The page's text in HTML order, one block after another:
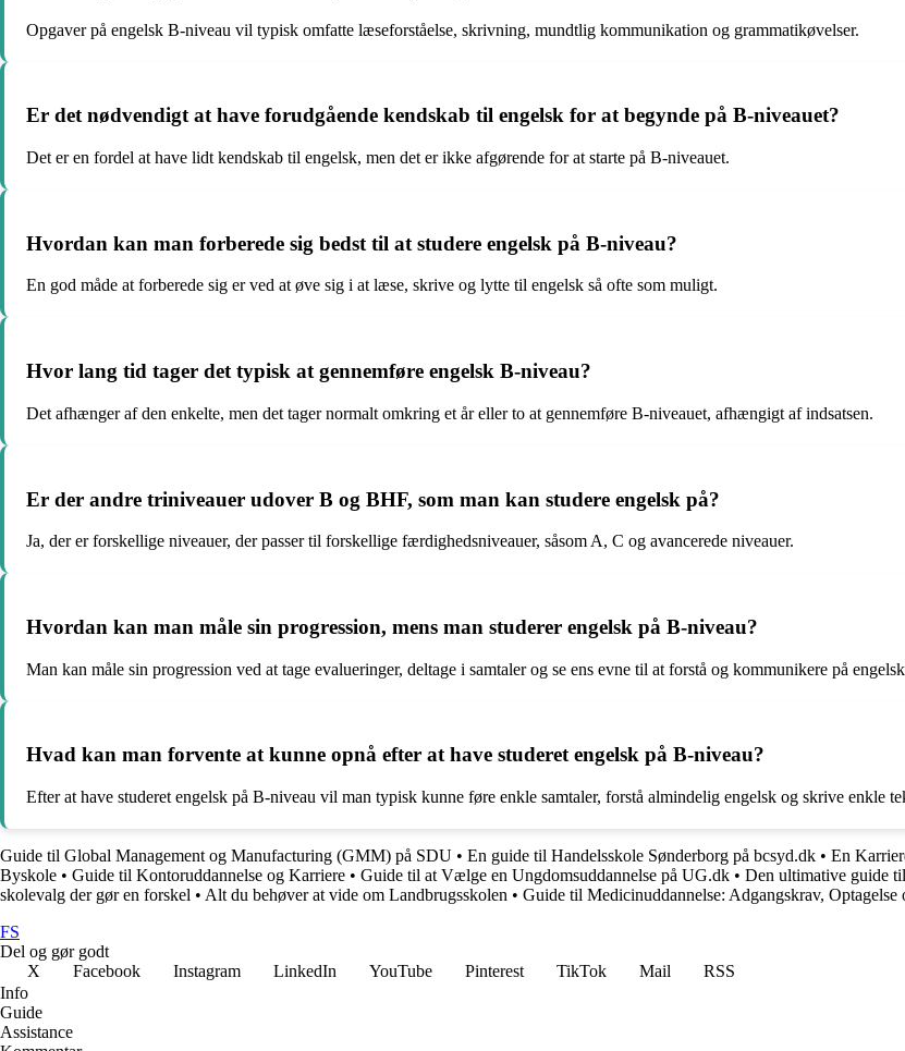
Opgaver på engelsk B-niveau vil typisk omfatte læseforståelse, skrivning, mundtlig kommunikation og grammatikøvelser.
Er det nødvendigt at have forudgående kendskab til engelsk for at begynde på B-niveauet?
Det er en fordel at have lidt kendskab til engelsk, men det er ikke afgørende for at starte på B-niveauet.
Hvordan kan man forberede sig bedst til at studere engelsk på B-niveau?
En god måde at forberede sig er ved at øve sig i at læse, skrive og lytte til engelsk så ofte som muligt.
Hvor lang tid tager det typisk at gennemføre engelsk B-niveau?
Det afhænger af den enkelte, men det tager normalt omkring et år eller to at gennemføre B-niveauet, afhængigt af indsatsen.
Er der andre triniveauer udover B og BHF, som man kan studere engelsk på?
Ja, der er forskellige niveauer, der passer til forskellige færdighedsniveauer, såsom A, C og avancerede niveauer.
Hvordan kan man måle sin progression, mens man studerer engelsk på B-niveau?
Man kan måle sin progression ved at tage evalueringer, deltage i samtaler og se ens evne til at forstå og kommunikere på
Hvad kan man forvente at kunne opnå efter at have studeret engelsk på B-niveau?
Efter at have studeret engelsk på B-niveau vil man typisk kunne føre enkle samtaler, forstå almindelig engelsk og skrive enkle
Guide til Global Management og Manufacturing (GMM) på SDU • En guide til Handelsskole Sønderborg på bcsyd.dk • En
Byskole • Guide til Kontoruddannelse og Karriere • Guide til at Vælge en Ungdomsuddannelse på UG.dk • Den ultimative guide
skolevalg der gør en forskel • Alt du behøver at vide om Landbrugsskolen • Guide til Medicinuddannelse: Adgangskrav, Optagelse
FS
Del og gør godt
X
Facebook Instagram LinkedIn YouTube Pinterest TikTok Mail
RSS
Info
Guide
Assistance